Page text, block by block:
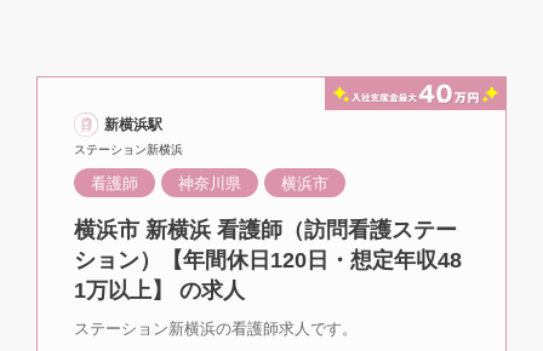
新横浜駅
ステーション新横浜
看護師 神奈川県 横浜市
横浜市 新横浜 看護師（訪問看護ステー
ション）【年間休日120日・想定年収48
1万以上】 の求人
ステーション新横浜の看護師求人です。